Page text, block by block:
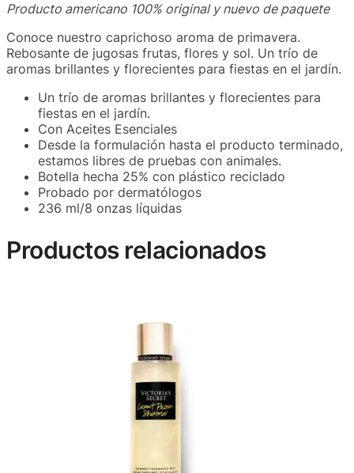
Producto americano 100% original y nuevo de paquete
Conoce nuestro caprichoso aroma de primavera.
Rebosante de jugosas frutas, flores y sol. Un trío de
aromas brillantes y florecientes para fiestas en el jardín.
Un trío de aromas brillantes y florecientes para
fiestas en el jardín.
Con Aceites Esenciales
Desde la formulación hasta el producto terminado,
estamos libres de pruebas con animales.
Botella hecha 25% con plástico reciclado
Probado por dermatólogos
236 ml/8 onzas líquidas
Productos relacionados